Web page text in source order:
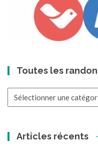
Toutes les
Articles récents